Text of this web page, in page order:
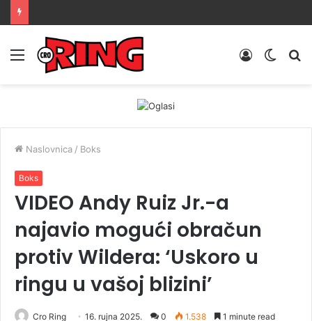
Menu
Switch
Prijava
Naslovnica / Boks
Boks
VIDEO Andy Ruiz Jr.-a
najavio mogući obračun
protiv Wildera: ‘Uskoro u
ringu u vašoj blizini’
Cro Ring 16. rujna 2025. 0 1.538 1 minute read